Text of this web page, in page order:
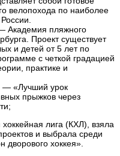
велопохода по наиболее
Академия пляжного
Проект существует
и детей от 5 лет по
с четкой градацией
практике и
— «Лучший урок
прыжков через
лига (КХЛ), взяла
и выбрала среди
дворового хоккея».